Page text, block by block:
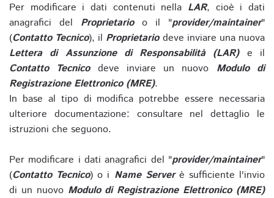
Per modificare i dati contenuti nella LAR, cioè i dati
anagrafici del Proprietarioo il "provider/maintainer"
(Contatto Tecnico), il Proprietariodeve inviare una nuova
Lettera di Assunzione di Responsabilità (LAR)e il
Contatto Tecnicodeve inviare un nuovo Modulo di
Registrazione Elettronico (MRE).
In base al tipo di modifica potrebbe essere necessaria
ulteriore documentazione: consultare nel dettaglio le
istruzioni che seguono.
Per modificare i dati anagrafici del "provider/maintainer"
(Contatto Tecnico) o i Name Serverè sufficiente l'invio
di un nuovo Modulo di Registrazione Elettronico (MRE)